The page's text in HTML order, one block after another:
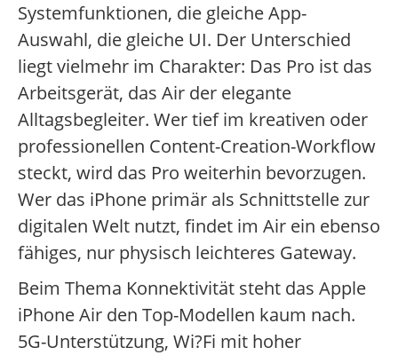
Systemfunktionen, die gleiche App-
Auswahl, die gleiche UI. Der Unterschied
liegt vielmehr im Charakter: Das Pro ist das
Arbeitsgerät, das Air der elegante
Alltagsbegleiter. Wer tief im kreativen oder
professionellen Content-Creation-Workflow
steckt, wird das Pro weiterhin bevorzugen.
Wer das iPhone primär als Schnittstelle zur
digitalen Welt nutzt, findet im Air ein ebenso
fähiges, nur physisch leichteres Gateway.
Beim Thema Konnektivität steht das Apple
iPhone Air den Top-Modellen kaum nach.
5G-Unterstützung, Wi?Fi mit hoher